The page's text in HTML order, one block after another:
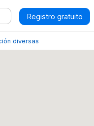
Registro gratuito
diversas